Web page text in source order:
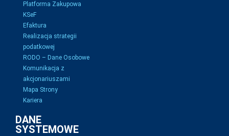
Platforma Zakupowa
KSeF
Efaktura
Realizacja strategii
podatkowej
RODO – Dane Osobowe
Komunikacja z
akcjonariuszami
Mapa Strony
Kariera
DANE
SYSTEMOWE